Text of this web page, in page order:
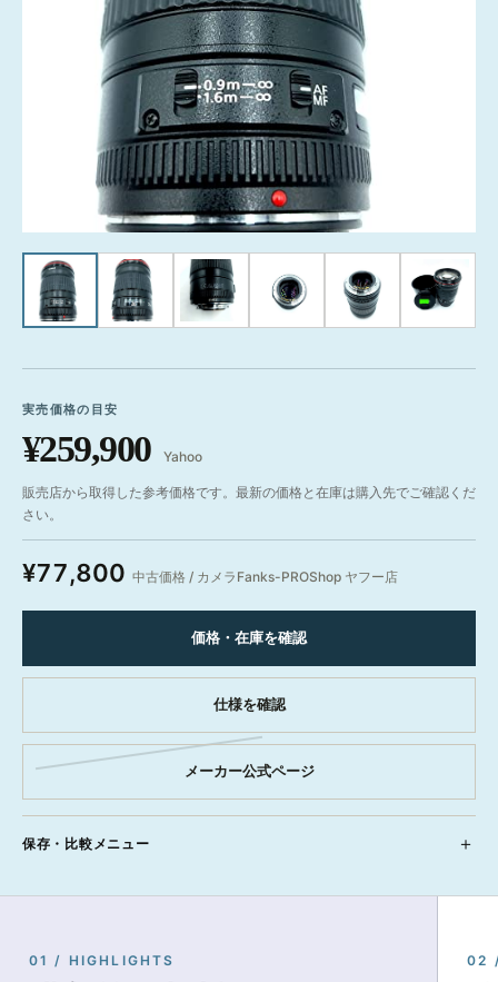
実売価格の目安
¥259,900 Yahoo
販売店から取得した参考価格です。最新の価格と在庫は購入先でご確認くだ
さい。
¥77,800 中古価格 / カメラFanks-PROShop ヤフー店
価格・在庫を確認
仕様を確認
メーカー公式ページ
保存・比較メニュー
01 / HIGHLIGHTS 02